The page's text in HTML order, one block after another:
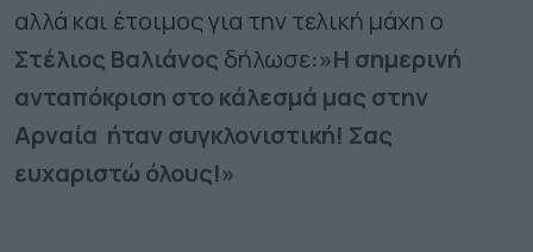
αλλά και έτοιμος για την τελική μάχη ο
Στέλιος Βαλιάνος δήλωσε:»Η σημερινή
ανταπόκριση στο κάλεσμά μας στην
Αρναία ήταν συγκλονιστική! Σας
ευχαριστώ όλους!»